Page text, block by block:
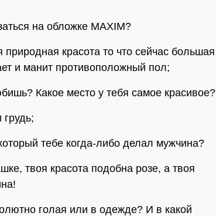
на обложке MAXIM?
красота то что сейчас большая
и манит противоположный пол;
Какое место у тебя самое красивое?
тебе когда-либо делал мужчина?
твоя красота подобна розе, а твоя
голая или в одежде? И в какой